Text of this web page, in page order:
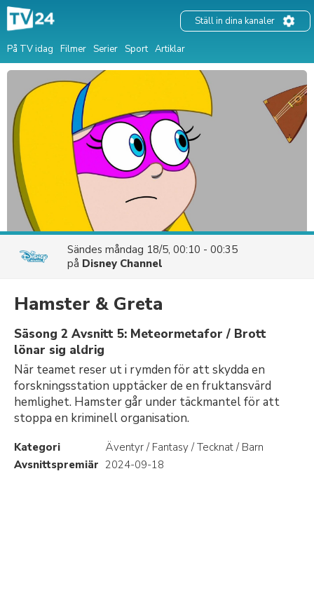
På TV idag Filmer Serier Sport Artiklar
Ställ in dina kanaler
Sändes måndag 18/5, 00:10 - 00:35
på Disney Channel
Hamster & Greta
Säsong 2 Avsnitt 5: Meteormetafor / Brott
lönar sig aldrig
När teamet reser ut i rymden för att skydda en
forskningsstation upptäcker de en fruktansvärd
hemlighet. Hamster går under täckmantel för att
stoppa en kriminell organisation.
Kategori
Äventyr / Fantasy / Tecknat / Barn
Avsnittspremiär 2024-09-18